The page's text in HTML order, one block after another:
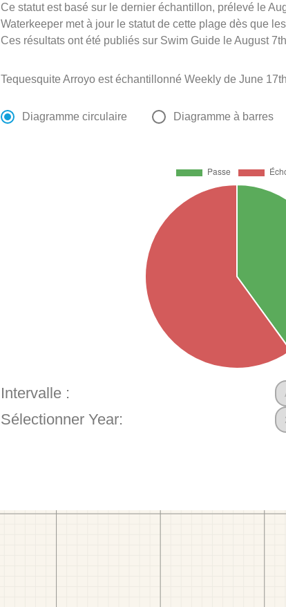
Ce statut est basé sur le dernier échantillon, prélevé le
Waterkeeper met à jour le statut de cette plage dès que
Ces résultats ont été publiés sur Swim Guide le August
Tequesquite Arroyo est échantillonné Weekly de June
Diagramme circulaire Diagramme à barres
Intervalle :
Sélectionner Year: